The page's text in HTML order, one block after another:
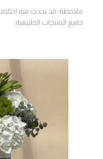
ملاحظة: قد يحدث فيه
جميع المنتجات الطبيعية.